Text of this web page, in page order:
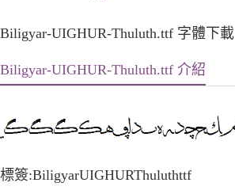
Biligyar-UIGHUR-Thuluth.ttf 字體下載
Biligyar-UIGHUR-Thuluth.ttf 介紹
標簽:BiligyarUIGHURThuluthttf